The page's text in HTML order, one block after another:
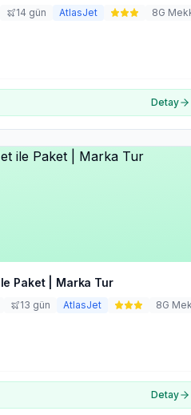
14 gün AtlasJet 8G
Detay
Paket | Marka Tur
13 gün AtlasJet 8G
Detay